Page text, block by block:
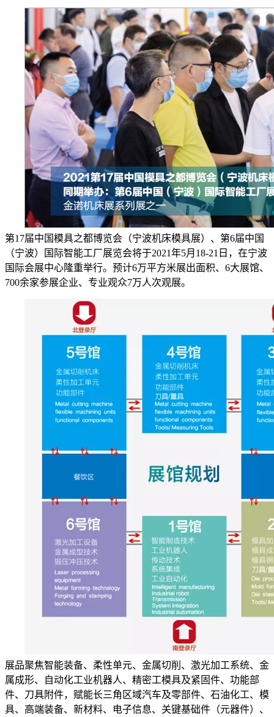
第17届中国模具之都博览会（宁波机床模具展）、第6届中国
（宁波）国际智能工厂展览会将于2021年5月18-21日，在宁波
国际会展中心隆重举行。预计6万平方米展出面积、6大展馆、
700余家参展企业、专业观众7万人次观展。
展品聚焦智能装备、柔性单元、金属切削、激光加工系统、金
属成形、自动化工业机器人、精密工模具及紧固件、功能部
件、刀具附件，赋能长三角区域汽车及零部件、石油化工、模
具、高端装备、新材料、电子信息、关键基础件（元器件）、